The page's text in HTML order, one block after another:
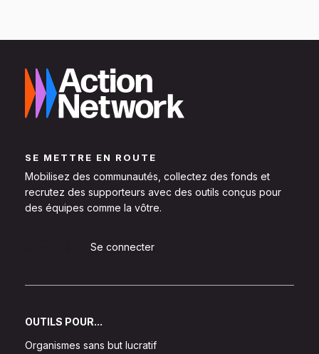
SE METTRE EN ROUTE
Mobilisez des communautés, collectez des fonds et
recrutez des supporteurs avec des outils conçus pour
des équipes comme la vôtre.
Se connecter
OUTILS POUR...
Organismes sans but lucratif